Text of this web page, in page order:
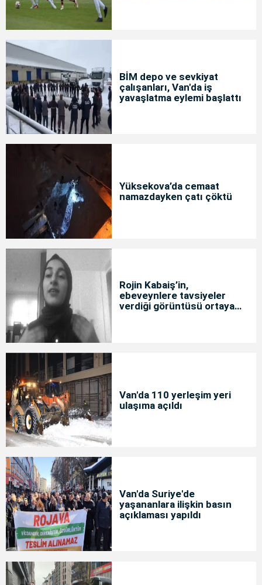
BİM depo ve sevkiyat
çalışanları, Van'da iş
yavaşlatma eylemi başlattı
Yüksekova’da cemaat
namazdayken çatı çöktü
Rojin Kabaiş’in,
ebeveynlere tavsiyeler
verdiği görüntüsü ortaya
Van'da 110 yerleşim yeri
ulaşıma açıldı
Van'da Suriye'de
yaşananlara ilişkin basın
açıklaması yapıldı